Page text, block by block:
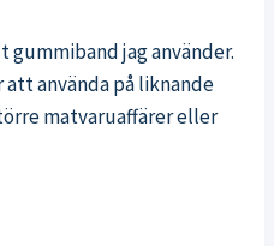
jag använder.
att använda på liknande
matvaruaffärer eller